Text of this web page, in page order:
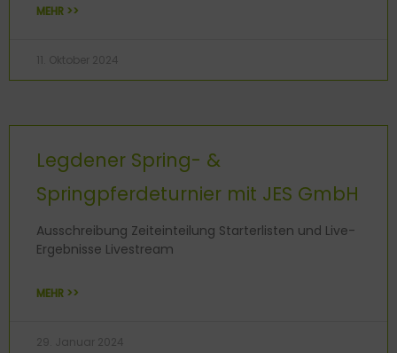
MEHR >>
11. Oktober 2024
Legdener Spring- &
Springpferdeturnier mit JES GmbH
Ausschreibung Zeiteinteilung Starterlisten und Live-
Ergebnisse Livestream
MEHR >>
29. Januar 2024